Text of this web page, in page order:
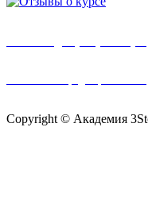
Copyright © Академия